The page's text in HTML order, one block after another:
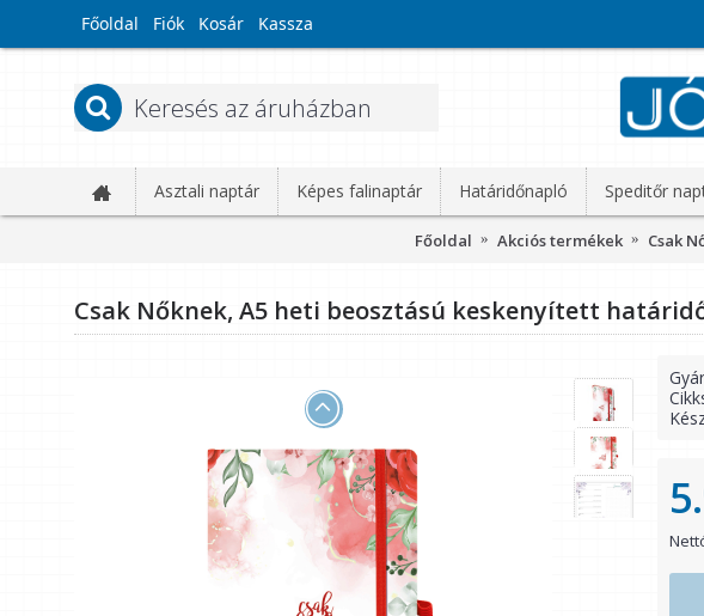
Főoldal Fiók Kosár Kassza
Asztali naptár Képes falinaptár Határidőnapló Speditőr
Főoldal Akciós termékek Csak
Csak Nőknek, A5 heti beosztású keskenyített